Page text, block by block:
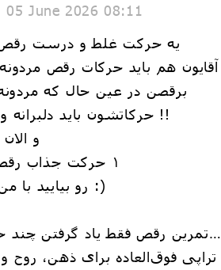
05 June 2026 08:11
یه حرکت غلط و درست رقص
آقایون هم باید حرکات رقص
برقصن در عین حال که
حرکاتشون باید دلبرانه و جذاب باشه !!
و
رو بیایید با من تمرین کنید :)
تمرین رقص فقط یاد گرفتن چند حرکت نیست…